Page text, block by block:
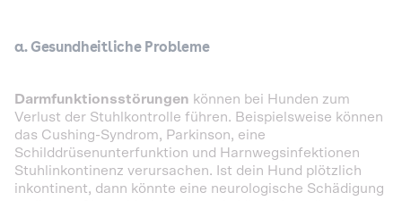
a. Gesundheitliche Probleme
Darmfunktionsstörungen können bei Hunden zum
Verlust der Stuhlkontrolle führen. Beispielsweise können
das Cushing-Syndrom, Parkinson, eine
Schilddrüsenunterfunktion und Harnwegsinfektionen
Stuhlinkontinenz verursachen. Ist dein Hund plötzlich
inkontinent, dann könnte eine neurologische Schädigung